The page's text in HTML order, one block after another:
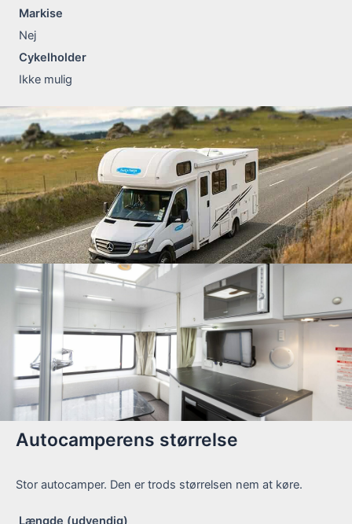
Markise
Nej
Cykelholder
Ikke mulig
Autocamperens størrelse
Stor autocamper. Den er trods størrelsen nem at køre.
Længde (udvendig)